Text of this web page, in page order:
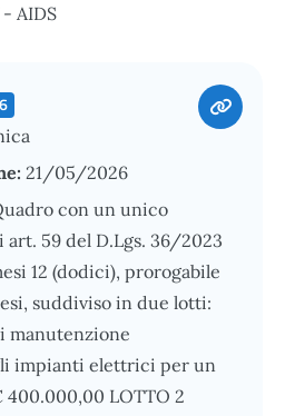
AIDS
21/05/2026
con un unico
art. 59 del D.Lgs. 36/2023
12 (dodici), prorogabile
suddiviso in due lotti:
manutenzione
impianti elettrici per un
LOTTO 2